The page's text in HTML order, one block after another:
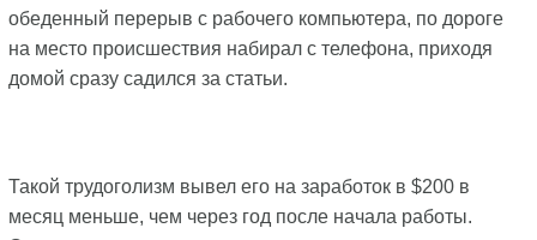
обеденный перерыв с рабочего компьютера, по дороге
на место происшествия набирал с телефона, приходя
домой сразу садился за статьи.
Такой трудоголизм вывел его на заработок в $200 в
месяц меньше, чем через год после начала работы.